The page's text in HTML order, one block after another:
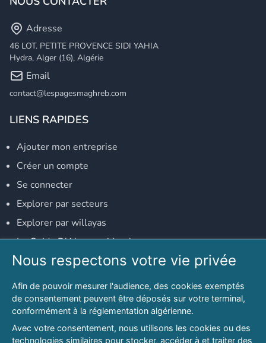
Adresse
46 LOT. PETITE PROVENCE SIDI YAHIA
Hydra, Alger (16), Algérie
Email
contact@lespagesmaghreb.com
LIENS RAPIDES
Ajouter mon entreprise
Créer un compte
Se connecter
Explorer par secteurs
Explorer par willayas
Le Guide D'Alger, guide-alger.com
NOS RÉSEAUX SOCIAUX
Notre page Facebook
Notre page LinkedIn
Notre page Instagram
Nous respectons votre vie privée
Afin de pouvoir mesurer l'audience, des cookies exemptés
de consentement peuvent être déposés sur votre terminal,
conformément à la réglementation algérienne.
Avec votre consentement, nous utilisons les cookies ou des
technologies similaires pour stocker, accéder à et traiter des